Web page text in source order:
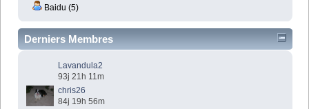
Baidu (5)
Derniers Membres
Lavandula2
93j 21h 11m
chris26
84j 19h 56m